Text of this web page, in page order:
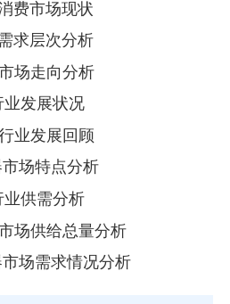
费市场现状
求层次分析
场走向分析
发展状况
业发展回顾
场特点分析
供需分析
场供给总量分析
场需求情况分析